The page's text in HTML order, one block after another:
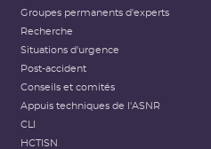
Groupes permanents d'experts
Recherche
Situations d'urgence
Post-accident
Conseils et comités
Appuis techniques de l'ASNR
CLI
HCTISN